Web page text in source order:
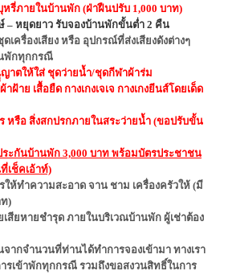
รี่ภายในบ้านพัก (ฝ่าฝืนปรับ 1,000 บาท)
– หยุดยาว รับจองบ้านพักขั้นต่ำ 2 คืน
ครื่องเสียง หรือ อุปกรณ์ที่ส่งเสียงดังต่างๆ
พักทุกกรณี
าตให้ใส่ ชุดว่ายน้ำ/ชุดกีฬาผ้าร่ม
ฝ้าย เสื้อยืด กางเกงเจเจ กางเกงยีนส์โดยเด็ด
หรือ สิ่งสกปรกภายในสระว่ายน้ำ (ขอปรับขั้น
ระกันบ้านพัก 3,000 บาท พร้อมบัตรประชาชน
เช็คเอ้าท์)
ให้ทำความสะอาด จาน ชาม เครื่องครัวให้ (มี
)
สียหายชำรุด ภายในบริเวณบ้านพัก ผู้เช่าต้อง
ากจำนวนที่ท่านได้ทำการจองเข้ามา ทางเรา
รเข้าพักทุกกรณี รวมถึงขอสงวนสิทธิ์ในการ